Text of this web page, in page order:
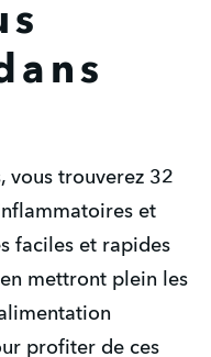
vous trouverez 32
et
faciles et rapides
mettront plein les
profiter de ces